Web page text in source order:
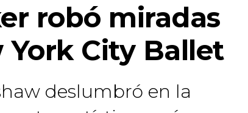
robó miradas
York City Ballet
deslumbró en la